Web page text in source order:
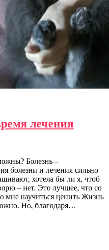
лечения
Болезнь –
болезни и лечения сильно
хотела бы ли я, чтоб
– нет. Это лучшее, что со
мне научиться ценить Жизнь
Но, благодаря…